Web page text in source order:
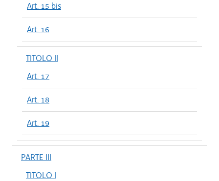
Art. 15 bis
Art. 16
TITOLO II
Art. 17
Art. 18
Art. 19
PARTE III
TITOLO I